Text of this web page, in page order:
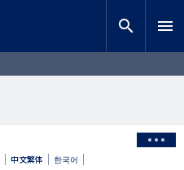
search menu
中文繁体 한국어